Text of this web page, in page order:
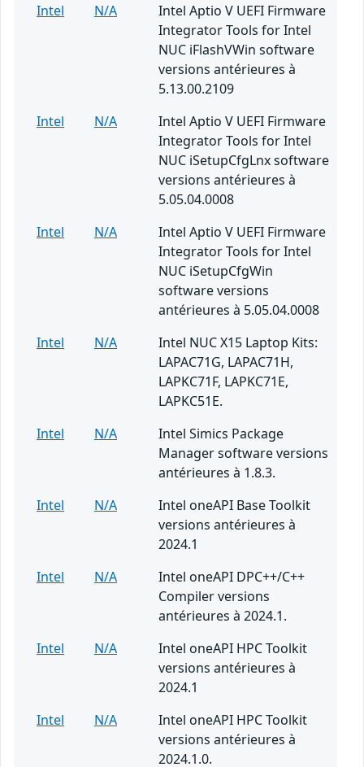
Intel
N/A
Intel Aptio V UEFI Firmware
Integrator Tools for Intel
NUC iFlashVWin software
versions antérieures à
5.13.00.2109
Intel
N/A
Intel Aptio V UEFI Firmware
Integrator Tools for Intel
NUC iSetupCfgLnx software
versions antérieures à
5.05.04.0008
Intel
N/A
Intel Aptio V UEFI Firmware
Integrator Tools for Intel
NUC iSetupCfgWin
software versions
antérieures à 5.05.04.0008
Intel
N/A
Intel NUC X15 Laptop Kits:
LAPAC71G, LAPAC71H,
LAPKC71F, LAPKC71E,
LAPKC51E.
Intel
N/A
Intel Simics Package
Manager software versions
antérieures à 1.8.3.
Intel
N/A
Intel oneAPI Base Toolkit
versions antérieures à
2024.1
Intel
N/A
Intel oneAPI DPC++/C++
Compiler versions
antérieures à 2024.1.
Intel
N/A
Intel oneAPI HPC Toolkit
versions antérieures à
2024.1
Intel
N/A
Intel oneAPI HPC Toolkit
versions antérieures à
2024.1.0.